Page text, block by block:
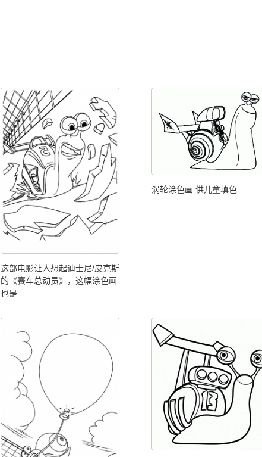
这部电影让人想起迪士尼/皮克斯
的《赛车总动员》，这幅涂色画
也是
涡轮涂色画 供儿童填色